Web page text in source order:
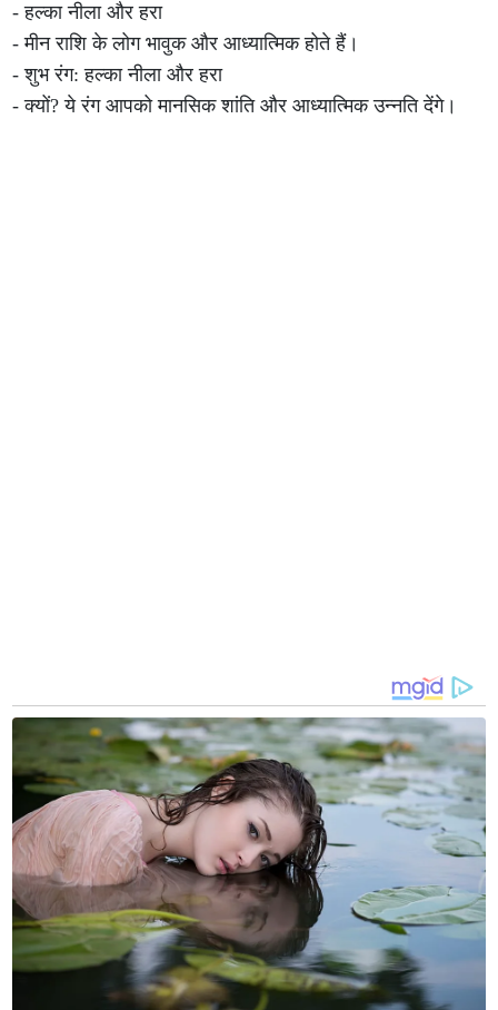
- हल्का नीला और हरा
- मीन राशि के लोग भावुक और आध्यात्मिक होते हैं।
- शुभ रंग: हल्का नीला और हरा
- क्यों? ये रंग आपको मानसिक शांति और आध्यात्मिक उन्नति देंगे।